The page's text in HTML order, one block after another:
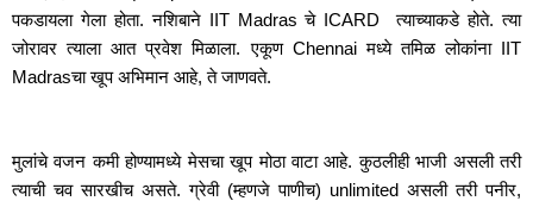
पकडायला गेला होता. नशिबाने IIT Madras चे ICARD  त्याच्याकडे होते. त्या
जोरावर त्याला आत प्रवेश मिळाला. एकूण Chennai मध्ये तमिळ लोकांना IIT
Madrasचा खूप अभिमान आहे, ते जाणवते.
मुलांचे वजन कमी होण्यामध्ये मेसचा खूप मोठा वाटा आहे. कुठलीही भाजी असली तरी
त्याची चव सारखीच असते. ग्रेवी (म्हणजे पाणीच) unlimited असली तरी पनीर,